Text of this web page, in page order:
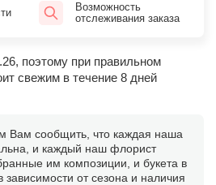
Возможность
отслеживания заказа
поэтому при правильном
свежим в течение 8 дней
Вам сообщить, что каждая наша
и каждый наш флорист
им композиции, и букета в
зависимости от сезона и наличия